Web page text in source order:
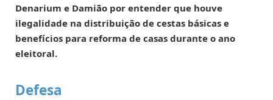
Denarium e Damião por entender que houve
ilegalidade na distribuição de cestas básicas e
benefícios para reforma de casas durante o ano
eleitoral.
Defesa